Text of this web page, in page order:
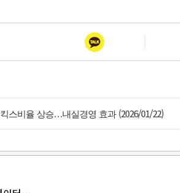
스비율 상승…내실경영 효과(2026/01/22)